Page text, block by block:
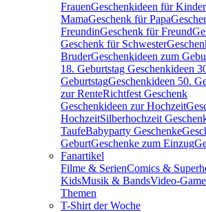
FrauenGeschenkideen für Kinder
MamaGeschenk für Papa
FreundinGeschenk für Freund
Geschenk für Schwester
BruderGeschenkideen zum
18. Geburtstag Geschenkideen
GeburtstagGeschenkideen 50.
zur RenteRichtfest Geschenk
Geschenkideen zur Hochzeit
HochzeitSilberhochzeit
TaufeBabyparty Geschenke
GeburtGeschenke zum Einzug
Fanartikel
Filme & SerienComics &
KidsMusik & BandsVideo-
Themen
T-Shirt der Woche